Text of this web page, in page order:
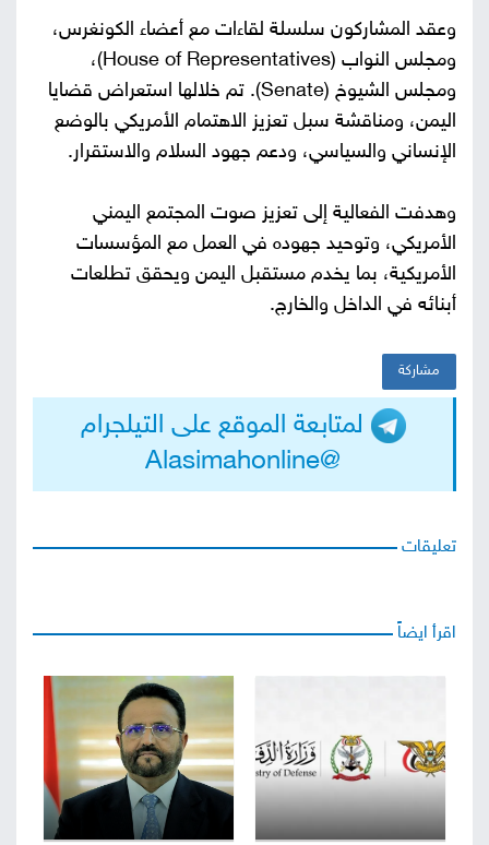
وعقد المشاركون سلسلة لقاءات مع أعضاء الكونغرس،
ومجلس النواب (House of Representatives)،
ومجلس الشيوخ (Senate). تم خلالها استعراض قضايا
اليمن، ومناقشة سبل تعزيز الاهتمام الأمريكي بالوضع
الإنساني والسياسي، ودعم جهود السلام والاستقرار.
وهدفت الفعالية إلى تعزيز صوت المجتمع اليمني
الأمريكي، وتوحيد جهوده في العمل مع المؤسسات
الأمريكية، بما يخدم مستقبل اليمن ويحقق تطلعات
أبنائه في الداخل والخارج.
مشاركة
لمتابعة الموقع على التيلجرام
@Alasimahonline
تعليقات
اقرأ ايضاً